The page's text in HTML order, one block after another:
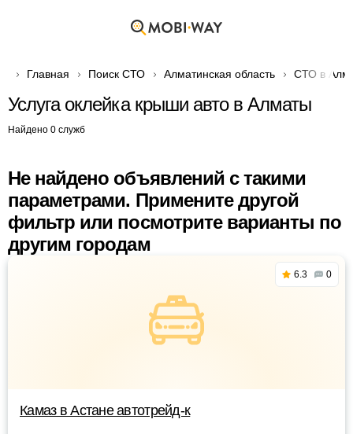
Главная Поиск СТО Алматинская область СТО в
Услуга оклейка крыши авто в Алматы
Найдено 0 служб
Не найдено объявлений с такими
параметрами. Примените другой
фильтр или посмотрите варианты по
другим городам
6.3 0
Камаз в Астане автотрейд-к